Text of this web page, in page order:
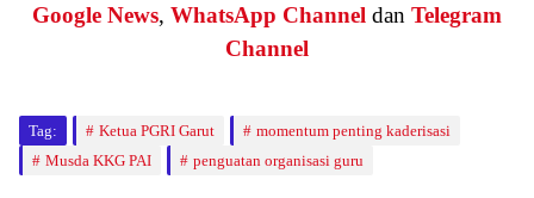
Google News, WhatsApp Channel dan Telegram
Channel
Tag: Ketua PGRI Garut
momentum penting kaderisasi
Musda KKG PAI
penguatan organisasi guru